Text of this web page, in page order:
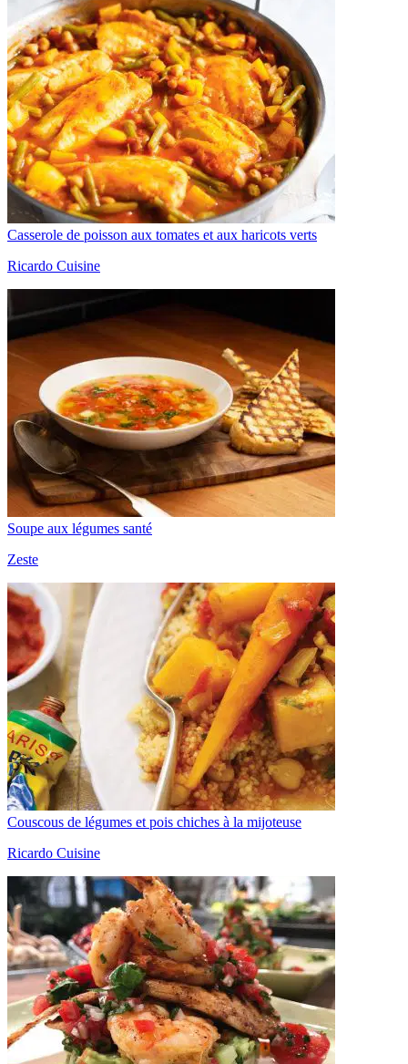
Casserole de poisson aux tomates et aux haricots verts
Ricardo Cuisine
Soupe aux légumes santé
Zeste
Couscous de légumes et pois chiches à la mijoteuse
Ricardo Cuisine